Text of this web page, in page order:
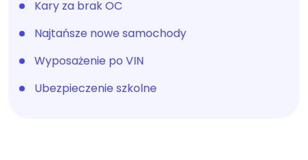
Kary za brak OC
Najtańsze nowe samochody
Wyposażenie po VIN
Ubezpieczenie szkolne